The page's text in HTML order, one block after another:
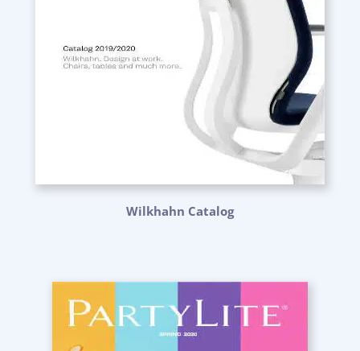
Wilkhahn Catalog